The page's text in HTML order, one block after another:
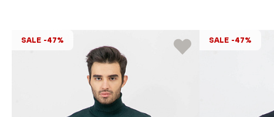
SALE -47% SALE -47%